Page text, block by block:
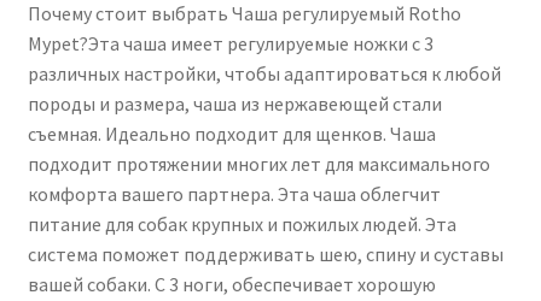
Почему стоит выбрать Чаша регулируемый Rotho
Mypet?Эта чаша имеет регулируемые ножки с 3
различных настройки, чтобы адаптироваться к любой
породы и размера, чаша из нержавеющей стали
съемная. Идеально подходит для щенков. Чаша
подходит протяжении многих лет для максимального
комфорта вашего партнера. Эта чаша облегчит
питание для собак крупных и пожилых людей. Эта
система поможет поддерживать шею, спину и суставы
вашей собаки. С 3 ноги, обеспечивает хорошую